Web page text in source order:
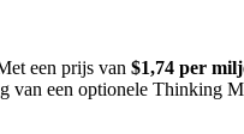
een prijs van $1,74 per
een optionele Thinking